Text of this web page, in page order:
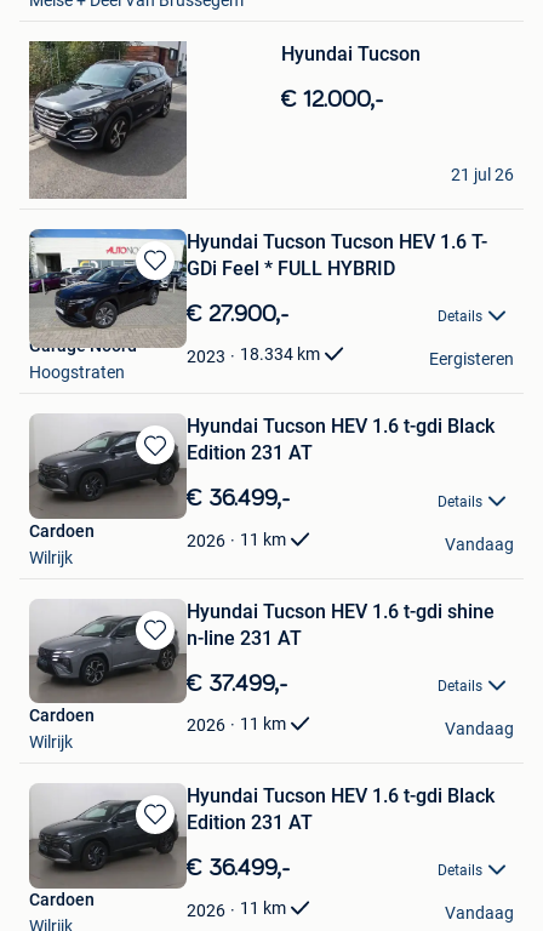
Mijn
Favorieten
Hyundai Tucson
€ 12.000,-
Ala Al Chikh Hamza
Willebroek
21 jul 26
Bewaren
in
Mijn
Favorieten
Hyundai Tucson Tucson HEV 1.6 T-
GDi Feel * FULL HYBRID
€ 27.900,- Details
2023 18.334 km
Garage Noord
Hoogstraten
Eergisteren
Bewaren
in
Favorieten
Hyundai Tucson HEV 1.6 t-gdi Black
Edition 231 AT
€ 36.499,- Details
2026 11 km
Cardoen
Wilrijk
Vandaag
Bewaren
in
Favorieten
Hyundai Tucson HEV 1.6 t-gdi shine
n-line 231 AT
€ 37.499,- Details
2026 11 km
Cardoen
Wilrijk
Vandaag
Bewaren
in
Favorieten
Hyundai Tucson HEV 1.6 t-gdi Black
Edition 231 AT
€ 36.499,- Details
2026 11 km
Cardoen
Wilrijk
Vandaag